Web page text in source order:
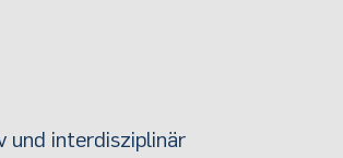
und interdisziplinär